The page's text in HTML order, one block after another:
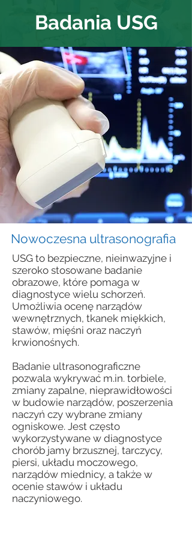
Badania USG
Nowoczesna ultrasonografia
USG to bezpieczne, nieinwazyjne i
szeroko stosowane badanie
obrazowe, które pomaga w
diagnostyce wielu schorzeń.
Umożliwia ocenę narządów
wewnętrznych, tkanek miękkich,
stawów, mięśni oraz naczyń
krwionośnych.
Badanie ultrasonograficzne
pozwala wykrywać m.in. torbiele,
zmiany zapalne, nieprawidłowości
w budowie narządów, poszerzenia
naczyń czy wybrane zmiany
ogniskowe. Jest często
wykorzystywane w diagnostyce
chorób jamy brzusznej, tarczycy,
piersi, układu moczowego,
narządów miednicy, a także w
ocenie stawów i układu
naczyniowego.